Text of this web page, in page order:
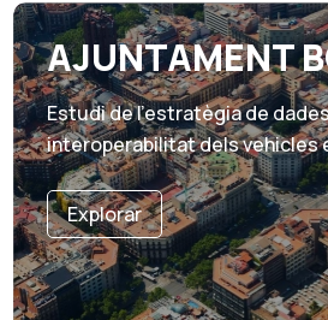
AJUNTAMENT
Estudi de l’estratègia de
interoperabilitat dels vehicles
Explorar